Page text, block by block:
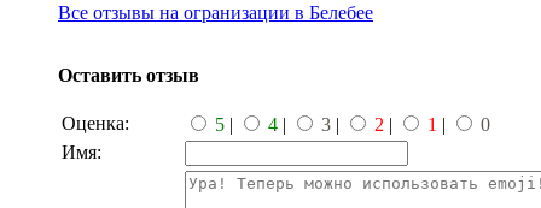
Все отзывы на огранизации в Белебее
Оставить отзыв
Оценка: 5 | 4 | 3 | 2 | 1 |
0
Имя: